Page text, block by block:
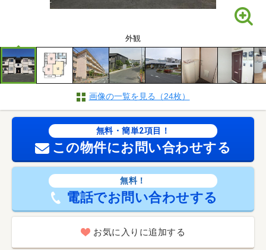
外観
画像の一覧を見る（24枚）
無料・簡単2項目！
この物件にお問い合わせする
無料！
電話でお問い合わせする
お気に入りに追加する